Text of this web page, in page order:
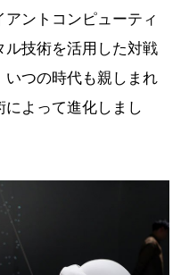
ントコンピューティ
技術を活用した対戦
つの時代も親しまれ
よって進化しまし